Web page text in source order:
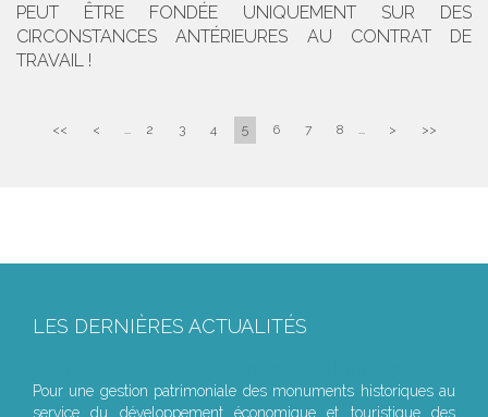
PEUT ÊTRE FONDÉE UNIQUEMENT SUR DES
CIRCONSTANCES ANTÉRIEURES AU CONTRAT DE
TRAVAIL !
<< < ... 2 3 4 5 6 7 8 ... > >>
LES DERNIÈRES ACTUALITÉS
Pour une gestion patrimoniale des monuments historiques au
service du développement économique et touristique des